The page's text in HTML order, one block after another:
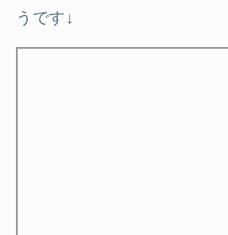
うです↓